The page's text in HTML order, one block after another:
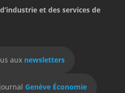
et des services de
aux newsletters
Genève Économie